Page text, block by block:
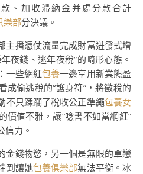
、加收滯納金并處分款合計
樂部分決議。
主播憑仗流量完成財富迸發式增
夜錢、逃年夜稅”的畸形心態。
一些網紅包養一邊享用新業態盈
成偷逃稅的“護身符”，將徵稅的
不只蹂躪了稅收公正準繩包養女
價值不雅，讓“唸書不如當網紅”
信力。
金錢物慾，另一個是無限的單戀
到讓她包養俱樂部無法平衡。冰